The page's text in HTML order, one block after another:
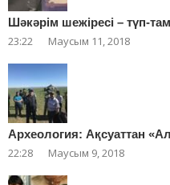
Шәкәрім шежіресі – түп-
23:22 Маусым 11, 2018
Археология: Ақсуаттан
22:28 Маусым 9, 2018